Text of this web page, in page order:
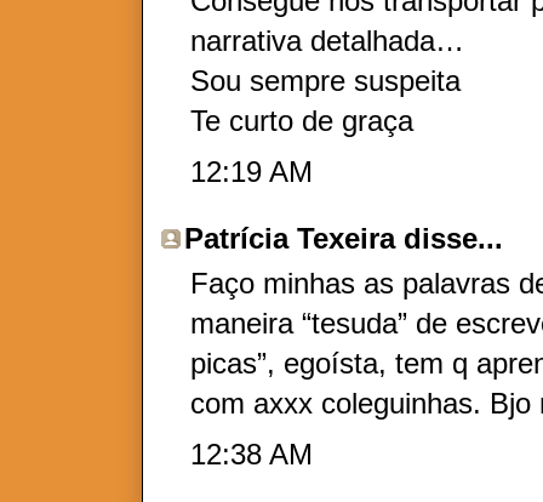
narrativa detalhada…
Sou sempre suspeita
Te curto de graça
12:19 AM
Patrícia Texeiradisse...
Faço minhas as palavras
maneira “tesuda” de
picas”, egoísta, tem q
com axxx coleguinhas. Bjo
12:38 AM